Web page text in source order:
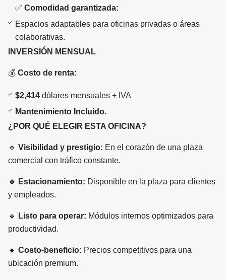
✅ Comodidad garantizada:
Espacios adaptables para oficinas privadas o áreas
colaborativas.
INVERSIÓN MENSUAL
💰 Costo de renta:
$2,414 dólares mensuales + IVA
Mantenimiento Incluido.
¿POR QUÉ ELEGIR ESTA OFICINA?
🔹 Visibilidad y prestigio: En el corazón de una plaza
comercial con tráfico constante.
🔹 Estacionamiento: Disponible en la plaza para clientes
y empleados.
🔹 Listo para operar: Módulos internos optimizados para
productividad.
🔹 Costo-beneficio: Precios competitivos para una
ubicación premium.